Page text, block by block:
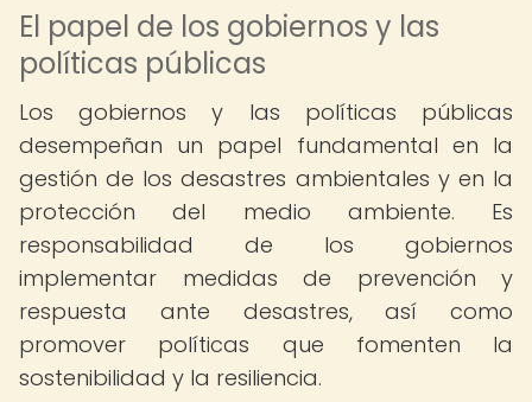
El papel de los gobiernos y las
políticas públicas
Los gobiernos y las políticas públicas
desempeñan un papel fundamental en la
gestión de los desastres ambientales y en la
protección del medio ambiente. Es
responsabilidad de los gobiernos
implementar medidas de prevención y
respuesta ante desastres, así como
promover políticas que fomenten la
sostenibilidad y la resiliencia.